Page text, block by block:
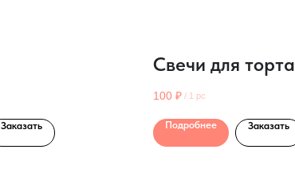
Заказать
Свечи для торта
100 ₽ / 1 pc
Подробнее Заказать